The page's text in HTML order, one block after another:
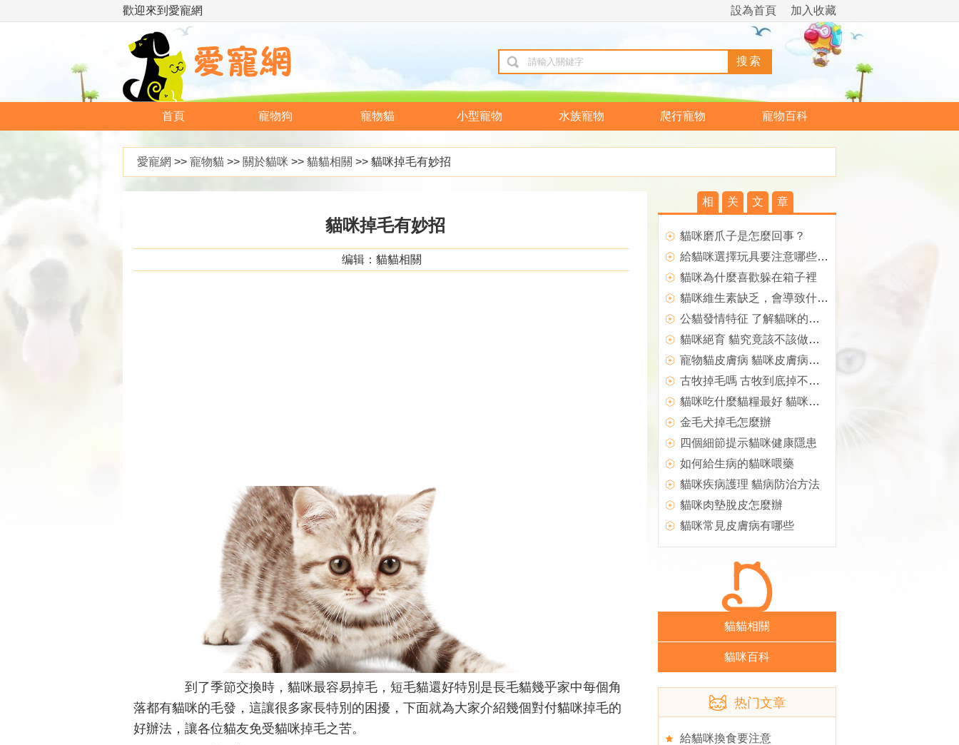
歡迎來到愛寵網 加入收藏
設為首頁
首頁 寵物狗 寵物貓 小型寵物 水族寵物 爬行寵物 寵物百科
愛寵網 >> 寵物貓 >> 關於貓咪 >> 貓貓相關 >> 貓咪掉毛有妙招
貓咪掉毛有妙招
编辑：貓貓相關
到了季節交換時，貓咪最容易掉毛，短毛貓還好特別是長毛貓幾乎家中每個角
落都有貓咪的毛發，這讓很多家長特別的困擾，下面就為大家介紹幾個對付貓咪掉毛的
好辦法，讓各位貓友免受貓咪掉毛之苦。
相 关 文 章
貓咪磨爪子是怎麼回事？
給貓咪選擇玩具要注意哪些事項呢
貓咪為什麼喜歡躲在箱子裡
貓咪維生素缺乏，會導致什麼樣的後果？
公貓發情特征 了解貓咪的性成熟期
貓咪絕育 貓究竟該不該做絕育
寵物貓皮膚病 貓咪皮膚病有哪些
古牧掉毛嗎 古牧到底掉不掉毛
貓咪吃什麼貓糧最好 貓咪貓糧分類
金毛犬掉毛怎麼辦
四個細節提示貓咪健康隱患
如何給生病的貓咪喂藥
貓咪疾病護理 貓病防治方法
貓咪肉墊脫皮怎麼辦
貓咪常見皮膚病有哪些
貓貓相關
貓咪百科
热门文章
給貓咪換食要注意